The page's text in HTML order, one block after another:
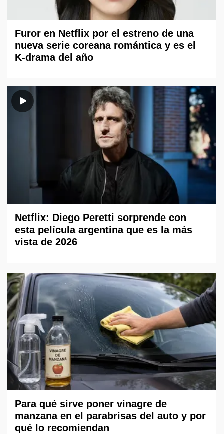
Furor en Netflix por el estreno de una
nueva serie coreana romántica y es el
K-drama del año
Netflix: Diego Peretti sorprende con
esta película argentina que es la más
vista de 2026
Para qué sirve poner vinagre de
manzana en el parabrisas del auto y por
qué lo recomiendan